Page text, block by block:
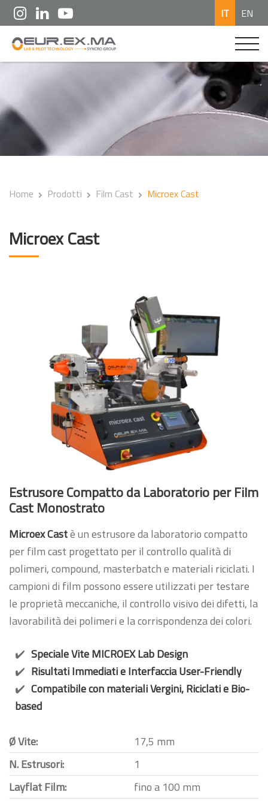
IT EN
Home Prodotti Film Cast Microex Cast
Microex Cast
Estrusore Compatto da Laboratorio per Film
Cast Monostrato
Microex Castè un estrusore da laboratorio compatto
per film cast progettato per il controllo qualità di
polimeri, compound, masterbatch e materiali riciclati. I
campioni di film possono essere utilizzati per testare
le proprietà meccaniche, il controllo visivo dei difetti, la
lavorabilità dei polimeri e la corrispondenza dei colori.
Speciale Vite MICROEX Lab Design
Risultati Immediati e Interfaccia User-Friendly
Compatibile con materiali Vergini, Riciclati e Bio-
based
Ø Vite:
17,5 mm
N. Estrusori:
1
Layflat Film:
fino a 100 mm